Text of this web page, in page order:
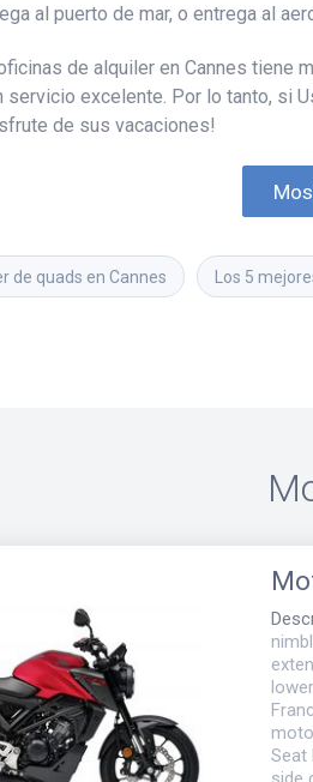
al puerto de mar, o entrega al
de alquiler en Cannes tiene
servicio excelente. Por lo tanto, si
de sus vacaciones!
de quads en Cannes Los 5
Seat